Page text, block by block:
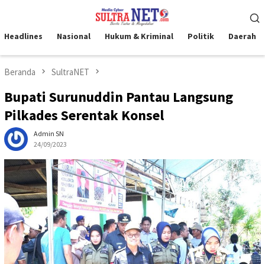
kontenMobile
Headlines Nasional Hukum & Kriminal Politik Daerah
Beranda SultraNET
Bupati Surunuddin Pantau Langsung
Pilkades Serentak Konsel
Admin SN
24/09/2023